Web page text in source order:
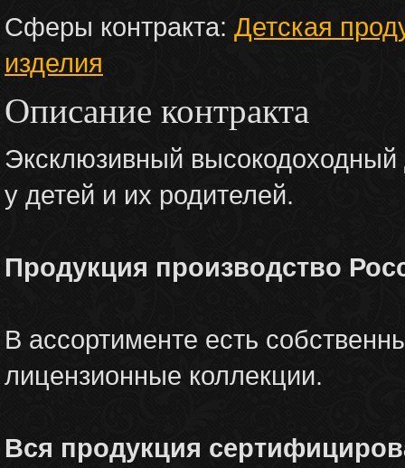
Сферы контракта: Детская
изделия
Описание контракта
Эксклюзивный высокодоходный
у детей и их родителей.
Продукция производство
В ассортименте есть
лицензионные коллекции.
Вся продукция